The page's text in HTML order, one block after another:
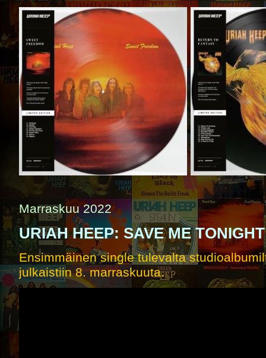
Marraskuu 2022
URIAH HEEP: SAVE ME TONIGHT
Ensimmäinen single tulevalta
julkaistiin 8. marraskuuta.